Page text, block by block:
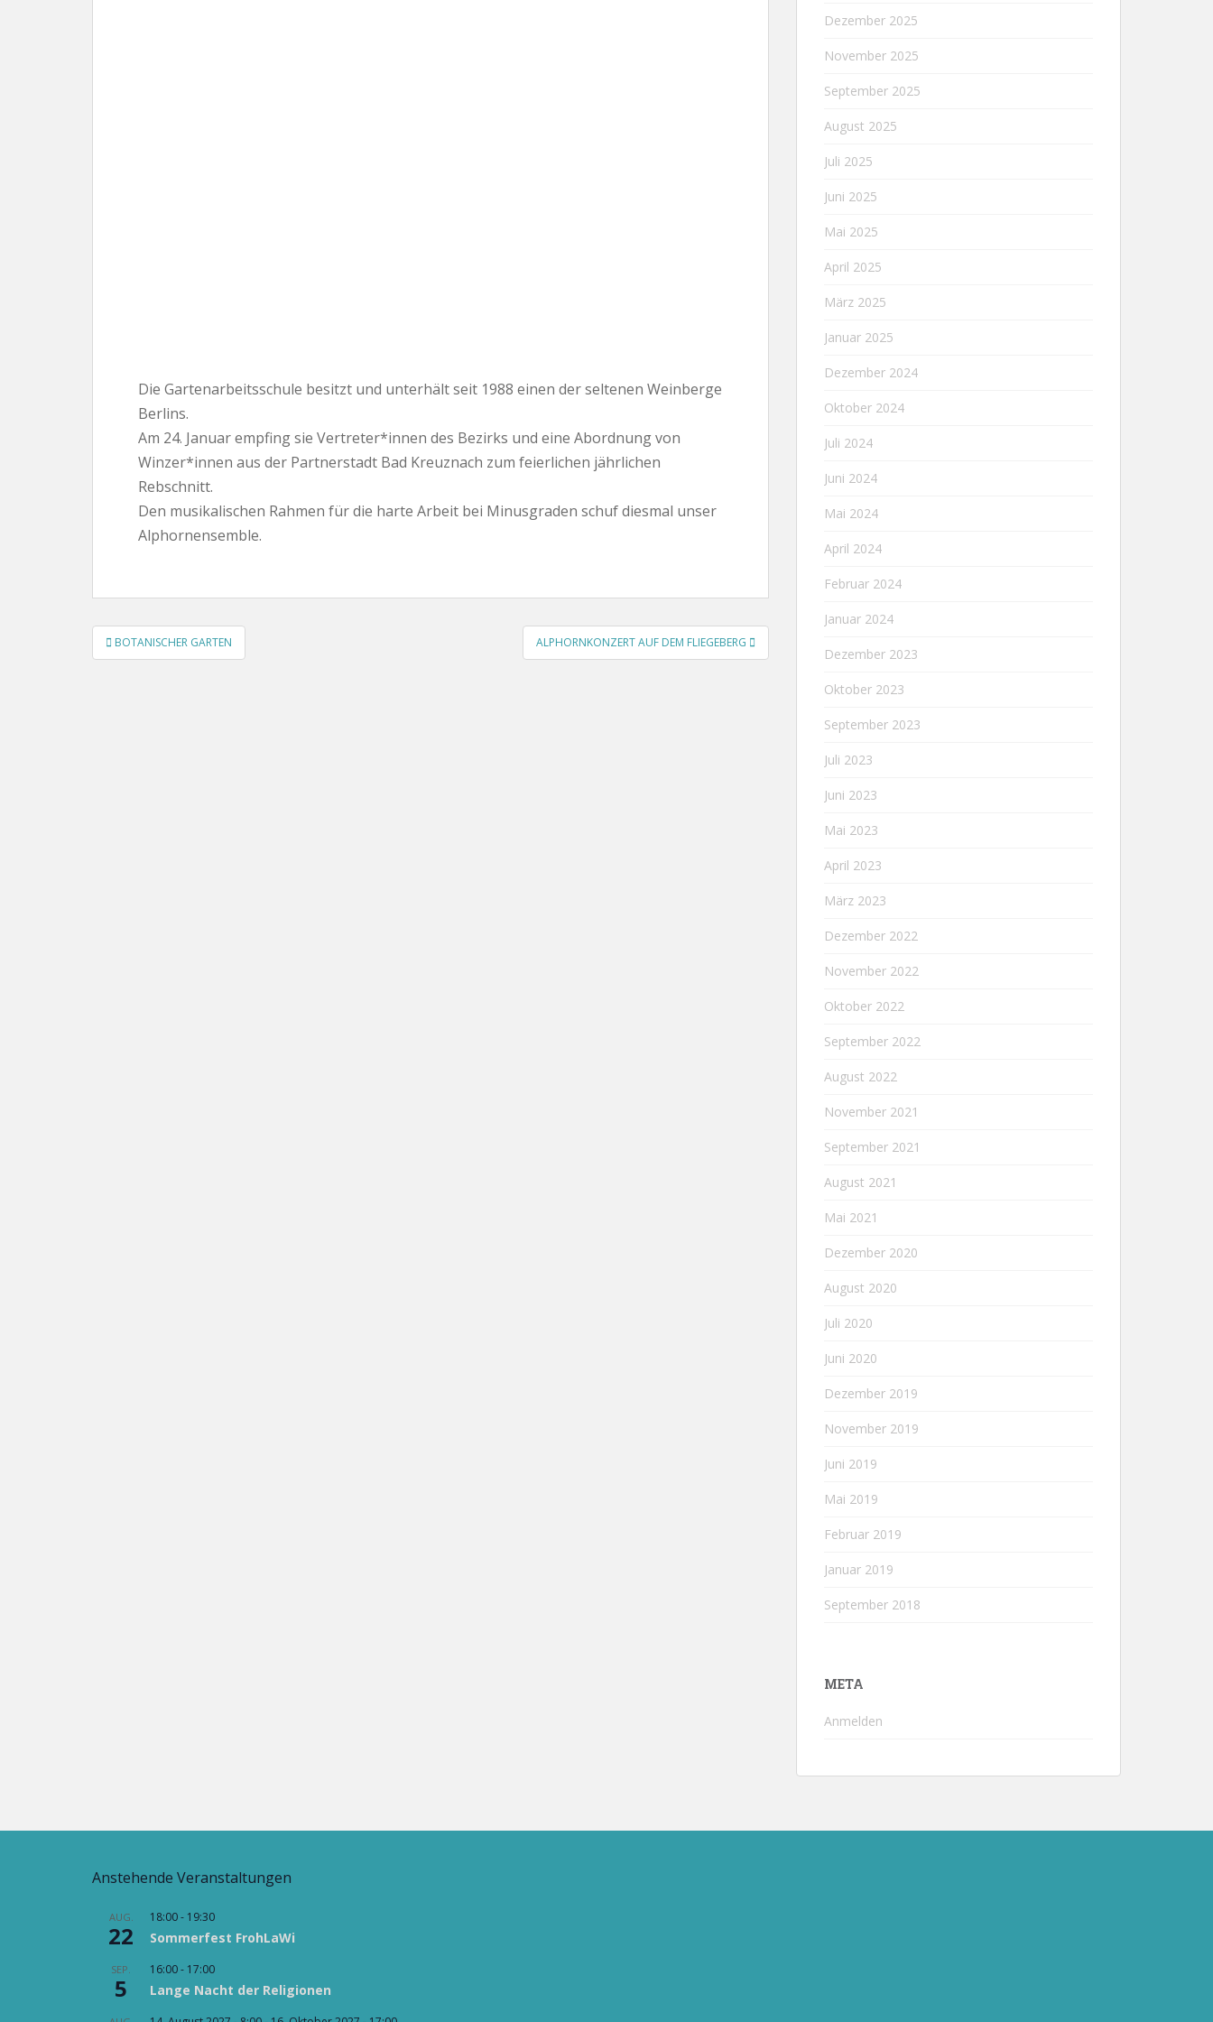
Die Gartenarbeitsschule besitzt und unterhält seit 1988 einen der seltenen Weinberge
Berlins.
Am 24. Januar empfing sie Vertreter*innen des Bezirks und eine Abordnung von
Winzer*innen aus der Partnerstadt Bad Kreuznach zum feierlichen jährlichen
Rebschnitt.
Den musikalischen Rahmen für die harte Arbeit bei Minusgraden schuf diesmal unser
Alphornensemble.
Beitragsnavigation
BOTANISCHER GARTEN ALPHORNKONZERT AUF DEM FLIEGEBERG
Dezember 2025
November 2025
September 2025
August 2025
Juli 2025
Juni 2025
Mai 2025
April 2025
März 2025
Januar 2025
Dezember 2024
Oktober 2024
Juli 2024
Juni 2024
Mai 2024
April 2024
Februar 2024
Januar 2024
Dezember 2023
Oktober 2023
September 2023
Juli 2023
Juni 2023
Mai 2023
April 2023
März 2023
Dezember 2022
November 2022
Oktober 2022
September 2022
August 2022
November 2021
September 2021
August 2021
Mai 2021
Dezember 2020
August 2020
Juli 2020
Juni 2020
Dezember 2019
November 2019
Juni 2019
Mai 2019
Februar 2019
Januar 2019
September 2018
META
Anmelden
Anstehende Veranstaltungen
AUG.
22
18:00- 19:30
Sommerfest FrohLaWi
SEP.
5
16:00- 17:00
Lange Nacht der Religionen